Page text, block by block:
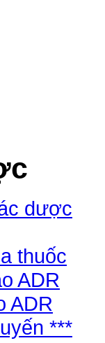
dược
thuốc
ADR
ADR
***